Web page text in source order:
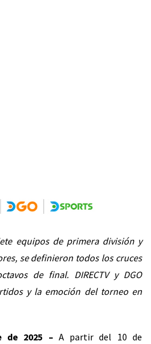
equipos de primera división y
se definieron todos los cruces
de final. DIRECTV y DGO
y la emoción del torneo en
de 2025 – A partir del 10 de